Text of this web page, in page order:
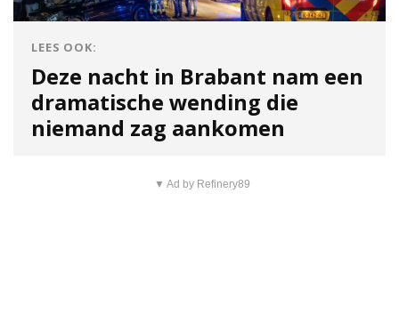
LEES OOK:
Deze nacht in Brabant nam een
dramatische wending die
niemand zag aankomen
▼ Ad by Refinery89